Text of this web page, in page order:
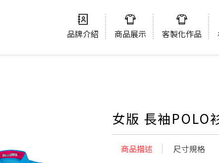
品牌介紹 商品展示 客製化作品
女版 長袖POLO
商品描述
尺寸規格